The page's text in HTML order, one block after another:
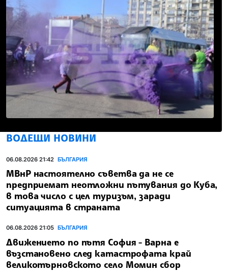
ВОДЕЩИ НОВИНИ
06.08.2026 21:42 БЪЛГАРИЯ
МВнР настоятелно съветва да не се
предприемат неотложни пътувания до Куба,
в това число с цел туризъм, заради
ситуацията в страната
06.08.2026 21:05 БЪЛГАРИЯ
Движението по пътя София - Варна е
възстановено след катастрофата край
великотърновското село Момин сбор